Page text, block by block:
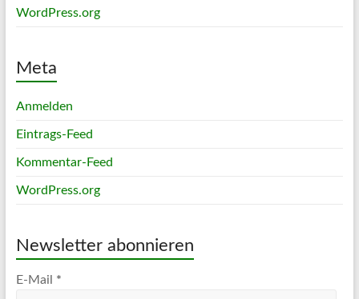
WordPress.org
Meta
Anmelden
Eintrags-Feed
Kommentar-Feed
WordPress.org
Newsletter abonnieren
E-Mail *